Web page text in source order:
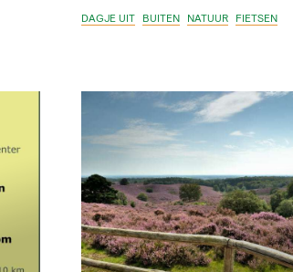
DAGJE UIT BUITEN NATUUR FIETSEN